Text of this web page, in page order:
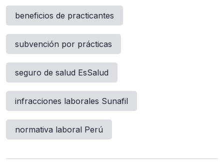
beneficios de practicantes
subvención por prácticas
seguro de salud EsSalud
infracciones laborales Sunafil
normativa laboral Perú